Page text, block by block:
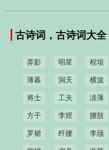
古诗词，古诗词大全
弄影 明星 程垓
薄暮 洞天 横波
将士 工夫 淡薄
方干 李煜 腰肢
罗裙 纤腰 李颀